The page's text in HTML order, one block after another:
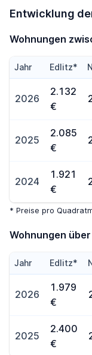
Entwicklung
Wohnungen
Jahr Edlitz*
2026
2.132
€
2025
2.085
€
2024
1.921
€
* Preise pro
Wohnungen
Jahr Edlitz*
2026
1.979
€
2025
2.400
€